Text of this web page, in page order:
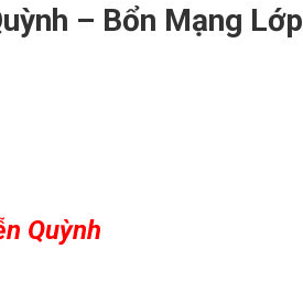
– Bổn Mạng Lớp
Quỳnh